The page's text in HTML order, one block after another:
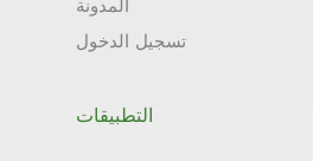
المدونة
تسجيل الدخول
التطبيقات